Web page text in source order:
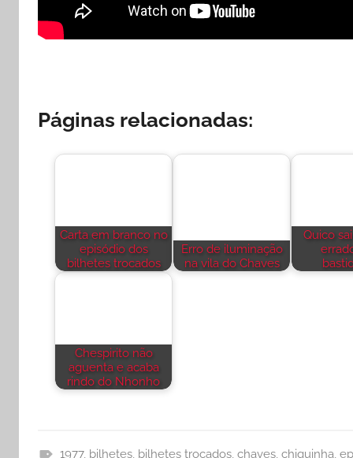
Páginas relacionadas:
Carta em branco no
episódio dos
bilhetes trocados
Erro de iluminação
na vila do Chaves
Quico
Chespirito não
aguenta e acaba
rindo do Nhonho
1977, bilhetes, bilhetes trocados, chaves, chiquinha,